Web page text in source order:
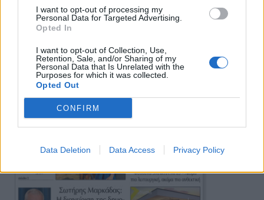
I want to opt-out of processing my
Personal Data for Targeted Advertising.
Opted In
I want to opt-out of Collection, Use,
Retention, Sale, and/or Sharing of my
Personal Data that Is Unrelated with the
Purposes for which it was collected.
Opted Out
CONFIRM
Data Deletion Data Access Privacy Policy